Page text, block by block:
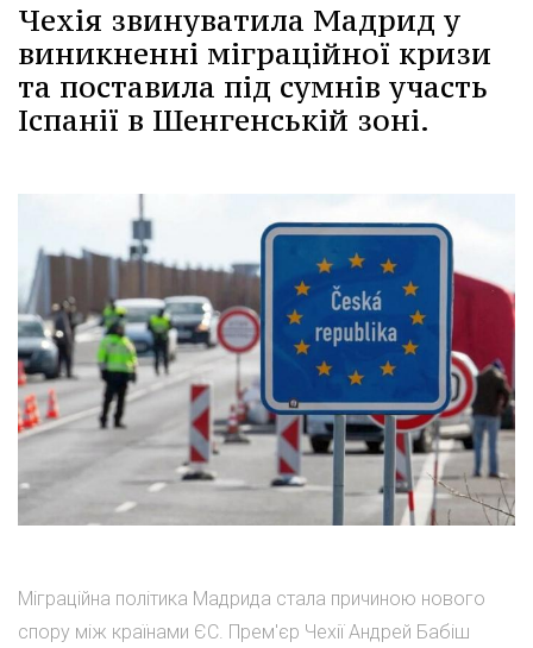
Чехія звинуватила Мадрид у
виникненні міграційної кризи
та поставила під сумнів участь
Іспанії в Шенгенській зоні.
Міграційна політика Мадрида стала причиною нового
спору між країнами ЄС. Прем'єр Чехії Андрей Бабіш